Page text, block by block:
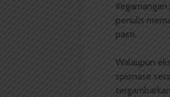
penulis
pasti.
Walaupun
spionase